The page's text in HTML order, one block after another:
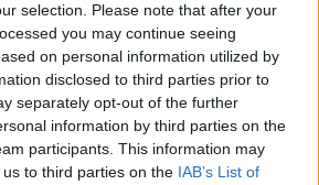
selection. Please note that after your
you may continue seeing
on personal information utilized by
disclosed to third parties prior to
separately opt-out of the further
information by third parties on the
participants. This information may
to third parties on the IAB’s List of
της Μήλου
για ποιο λόγο έχουν τοποθετηθεί τα
έξω από σχολεία